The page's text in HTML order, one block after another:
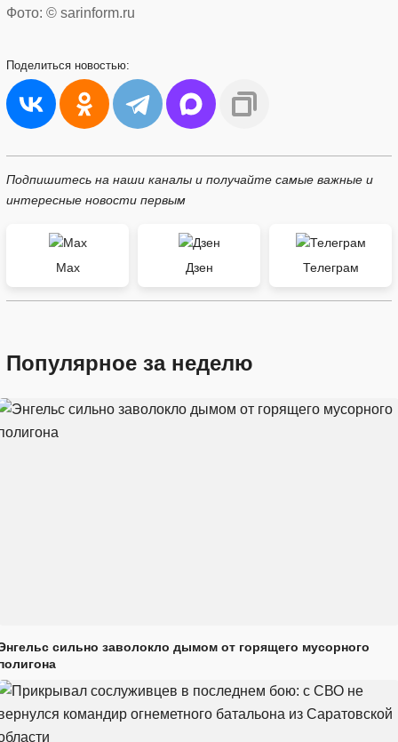
Фото: © sarinform.ru
Поделиться новостью:
Подпишитесь на наши каналы и получайте самые важные и
интересные новости первым
Max Дзен Телеграм
Популярное за неделю
сильно заволокло дымом от горящего мусорного